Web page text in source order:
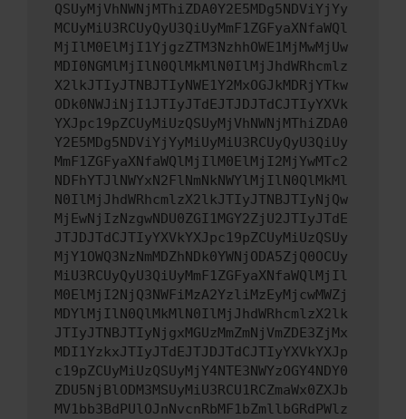
QSUyMjVhNWNjMThiZDA0Y2E5MDg5NDViYjYy
MCUyMiU3RCUyQyU3QiUyMmF1ZGFyaXNfaWQl
MjIlM0ElMjI1YjgzZTM3NzhhOWE1MjMwMjUw
MDI0NGMlMjIlN0QlMkMlN0IlMjJhdWRhcmlz
X2lkJTIyJTNBJTIyNWE1Y2MxOGJkMDRjYTkw
ODk0NWJiNjI1JTIyJTdEJTJDJTdCJTIyYXVk
YXJpc19pZCUyMiUzQSUyMjVhNWNjMThiZDA0
Y2E5MDg5NDViYjYyMiUyMiU3RCUyQyU3QiUy
MmF1ZGFyaXNfaWQlMjIlM0ElMjI2MjYwMTc2
NDFhYTJlNWYxN2FlNmNkNWYlMjIlN0QlMkMl
N0IlMjJhdWRhcmlzX2lkJTIyJTNBJTIyNjQw
MjEwNjIzNzgwNDU0ZGI1MGY2ZjU2JTIyJTdE
JTJDJTdCJTIyYXVkYXJpc19pZCUyMiUzQSUy
MjY1OWQ3NzNmMDZhNDk0YWNjODA5ZjQ0OCUy
MiU3RCUyQyU3QiUyMmF1ZGFyaXNfaWQlMjIl
M0ElMjI2NjQ3NWFiMzA2YzliMzEyMjcwMWZj
MDYlMjIlN0QlMkMlN0IlMjJhdWRhcmlzX2lk
JTIyJTNBJTIyNjgxMGUzMmZmNjVmZDE3ZjMx
MDI1YzkxJTIyJTdEJTJDJTdCJTIyYXVkYXJp
c19pZCUyMiUzQSUyMjY4NTE3NWYzOGY4NDY0
ZDU5NjBlODM3MSUyMiU3RCU1RCZmaWx0ZXJb
MV1bb3BdPUlOJnNvcnRbMF1bZmllbGRdPWlz